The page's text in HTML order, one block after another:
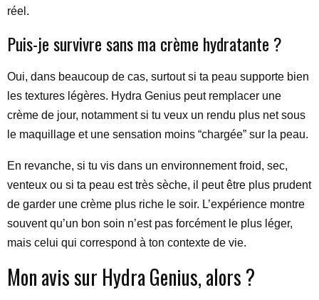
réel.
Puis-je survivre sans ma crème hydratante ?
Oui, dans beaucoup de cas, surtout si ta peau supporte bien
les textures légères. Hydra Genius peut remplacer une
crème de jour, notamment si tu veux un rendu plus net sous
le maquillage et une sensation moins “chargée” sur la peau.
En revanche, si tu vis dans un environnement froid, sec,
venteux ou si ta peau est très sèche, il peut être plus prudent
de garder une crème plus riche le soir. L’expérience montre
souvent qu’un bon soin n’est pas forcément le plus léger,
mais celui qui correspond à ton contexte de vie.
Mon avis sur Hydra Genius, alors ?